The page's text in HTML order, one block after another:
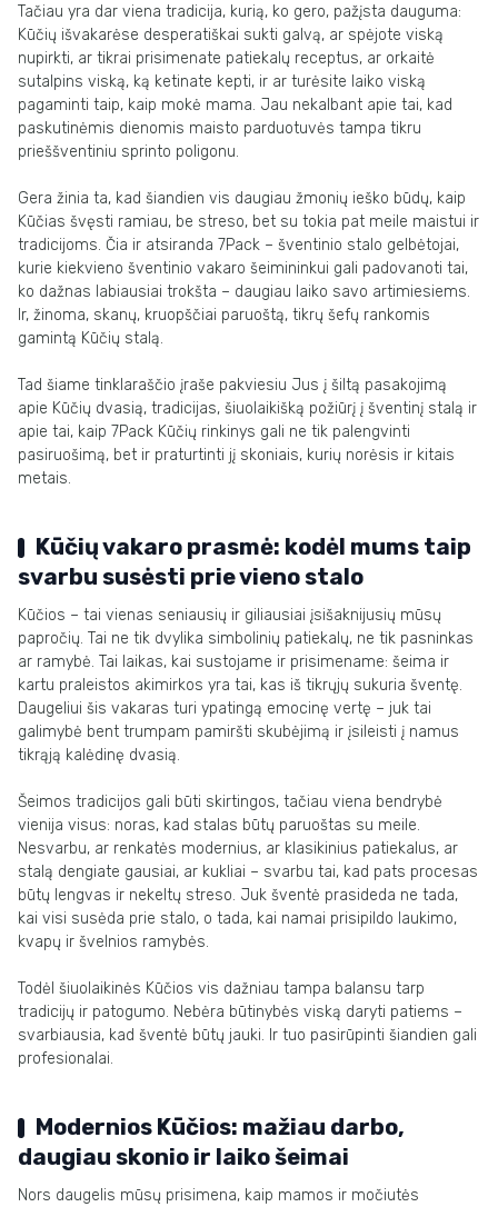
Tačiau yra dar viena tradicija, kurią, ko gero, pažįsta dauguma:
Kūčių išvakarėse desperatiškai sukti galvą, ar spėjote viską
nupirkti, ar tikrai prisimenate patiekalų receptus, ar orkaitė
sutalpins viską, ką ketinate kepti, ir ar turėsite laiko viską
pagaminti taip, kaip mokė mama. Jau nekalbant apie tai, kad
paskutinėmis dienomis maisto parduotuvės tampa tikru
prieššventiniu sprinto poligonu.
Gera žinia ta, kad šiandien vis daugiau žmonių ieško būdų, kaip
Kūčias švęsti ramiau, be streso, bet su tokia pat meile maistui ir
tradicijoms. Čia ir atsiranda 7Pack – šventinio stalo gelbėtojai,
kurie kiekvieno šventinio vakaro šeimininkui gali padovanoti tai,
ko dažnas labiausiai trokšta – daugiau laiko savo artimiesiems.
Ir, žinoma, skanų, kruopščiai paruoštą, tikrų šefų rankomis
gamintą Kūčių stalą.
Tad šiame tinklaraščio įraše pakviesiu Jus į šiltą pasakojimą
apie Kūčių dvasią, tradicijas, šiuolaikišką požiūrį į šventinį stalą ir
apie tai, kaip 7Pack Kūčių rinkinys gali ne tik palengvinti
pasiruošimą, bet ir praturtinti jį skoniais, kurių norėsis ir kitais
metais.
Kūčių vakaro prasmė: kodėl mums taip
svarbu susėsti prie vieno stalo
Kūčios – tai vienas seniausių ir giliausiai įsišaknijusių mūsų
papročių. Tai ne tik dvylika simbolinių patiekalų, ne tik pasninkas
ar ramybė. Tai laikas, kai sustojame ir prisimename: šeima ir
kartu praleistos akimirkos yra tai, kas iš tikrųjų sukuria šventę.
Daugeliui šis vakaras turi ypatingą emocinę vertę – juk tai
galimybė bent trumpam pamiršti skubėjimą ir įsileisti į namus
tikrąją kalėdinę dvasią.
Šeimos tradicijos gali būti skirtingos, tačiau viena bendrybė
vienija visus: noras, kad stalas būtų paruoštas su meile.
Nesvarbu, ar renkatės modernius, ar klasikinius patiekalus, ar
stalą dengiate gausiai, ar kukliai – svarbu tai, kad pats procesas
būtų lengvas ir nekeltų streso. Juk šventė prasideda ne tada,
kai visi susėda prie stalo, o tada, kai namai prisipildo laukimo,
kvapų ir švelnios ramybės.
Todėl šiuolaikinės Kūčios vis dažniau tampa balansu tarp
tradicijų ir patogumo. Nebėra būtinybės viską daryti patiems –
svarbiausia, kad šventė būtų jauki. Ir tuo pasirūpinti šiandien gali
profesionalai.
Modernios Kūčios: mažiau darbo,
daugiau skonio ir laiko šeimai
Nors daugelis mūsų prisimena, kaip mamos ir močiutės